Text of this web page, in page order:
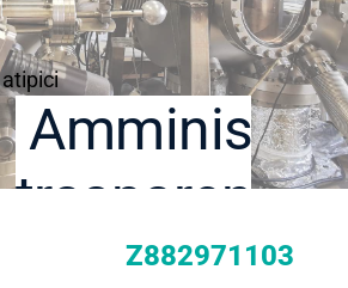
trasparente
dettaglio
Z882971103